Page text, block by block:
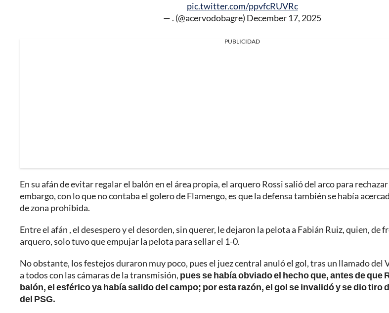
pic.twitter.com/ppvfcRUVRc
— . (@acervodobagre) December 17, 2025
PUBLICIDAD
En su afán de evitar regalar el balón en el área propia, el arquero Rossi salió del arco para
embargo, con lo que no contaba el golero de Flamengo, es que la defensa también se había
de zona prohibida.
Entre el afán , el desespero y el desorden, sin querer, le dejaron la pelota a Fabián Ruiz, quien, de
arquero, solo tuvo que empujar la pelota para sellar el 1-0.
No obstante, los festejos duraron muy poco, pues el juez central anuló el gol, tras un llamado del
a todos con las cámaras de la transmisión, pues se había obviado el hecho que, antes de que
balón, el esférico ya había salido del campo; por esta razón, el gol se invalidó y se dio tiro
del PSG.